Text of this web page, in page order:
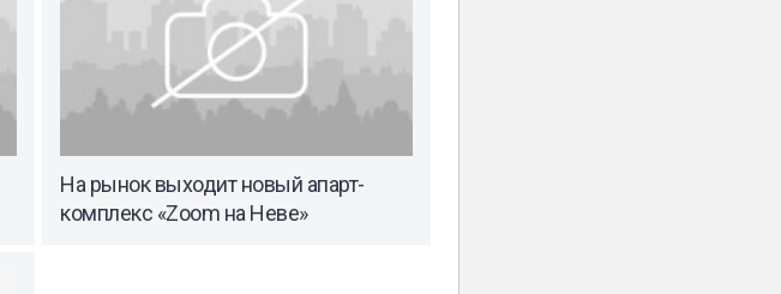
На рынок выходит новый апарт-
комплекс «Zoom на Неве»